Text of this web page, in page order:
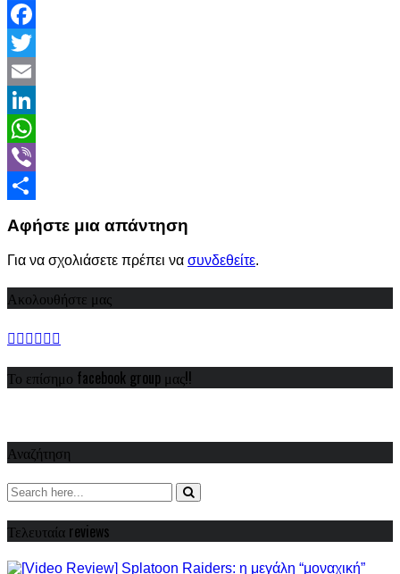
Facebook
Twitter
Email
LinkedIn
WhatsApp
Viber
Αφήστε μια απάντηση
Για να σχολιάσετε πρέπει να συνδεθείτε.
Ακολουθήστε μας
Το επίσημο facebook group μας!!
Αναζήτηση
Τελευταία reviews